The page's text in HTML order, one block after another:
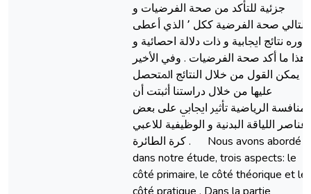
ﺟﺰﺋﻴﺔ ﻟﻠﺘﺄﻛﺪ ﻣﻦ ﺻﺤﺔ اﻟﻔﺮﺿﻴﺎت و
بالتالي ﺻﺤﺔ اﻟﻔﺮﺿﻴﺔ ﻛﻜﻞ ٬ اﻟﺬي أﻋﻄﻰ
ﺑﺪورﻩ ﻧﺘﺎﺋﺞ اﳚﺎﺑﻴﺔ و ذات دﻻﻟﺔ اﺣﺼﺎﺋﻴﺔ و
ﻫﺬا ﻣﺎ أﻛﺪ ﺻﺤﺔ اﻟﻔﺮﺿﻴﺎت . وفي الأخير
يمكن اﻟﻘﻮل ﻣﻦ ﺧﻼل اﻟﻨﺘﺎﺋﺞ اﳌﺘﺤﺼﻞ
ﻋﻠﻴﻬﺎ ﻣﻦ ﺧﻼل دراﺳﺘﻨﺎ أﺛﺒﺘﺖ أن
اﻟﺮﻳﺎﺿﻴﺔ ﺗﺄﺛﲑ اﳚﺎﰊ ﻋﻠﻰ ﺑﻌﺾ
ﻋﻨﺎﺻﺮ اﻟﻠﻴﺎﻗﺔ اﻟﺒﺪﻧﻴﺔ و اﻟﻮﻇﻴﻔﻴﺔ للاعبي
ﻛﺮة اﻟﻄﺎﺋﺮة . Nous avons abordé
dans notre étude, trois aspects: le
côté primaire, le côté théorique et le